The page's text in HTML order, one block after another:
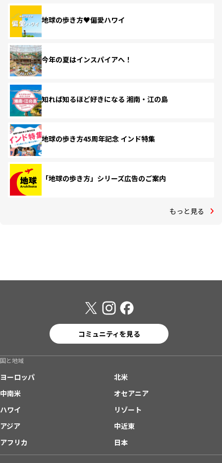
地球の歩き方♥偏愛ハワイ
今年の夏はインスパイアへ！
知れば知るほど好きになる 湘南・江の島
地球の歩き方45周年記念 インド特集
「地球の歩き方」シリーズ広告のご案内
もっと見る
コミュニティを見る
国と地域
ヨーロッパ
北米
中南米
オセアニア
ハワイ
リゾート
アジア
中近東
アフリカ
日本